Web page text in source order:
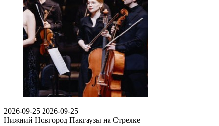
2026-09-25 2026-09-25
Нижний Новгород Пакгаузы на Стрелке